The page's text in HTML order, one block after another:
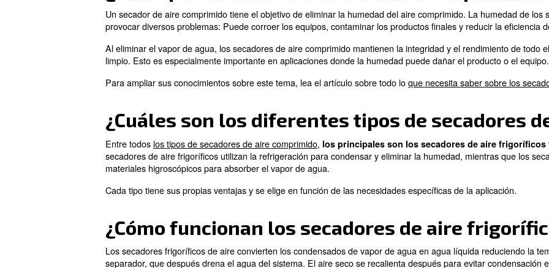
Los secadores de aire comprimido son componentes esenciales en muchos
comprimido. El objetivo de este blog es responder a las preguntas más comunes
y su mantenimiento.
¿Para qué sirve un secador de aire
Un secador de aire comprimido tiene el objetivo de eliminar la humedad del aire
provocar diversos problemas: Puede corroer los equipos, contaminar los productos
Al eliminar el vapor de agua, los secadores de aire comprimido mantienen la
Para ampliar sus conocimientos sobre este tema, lea el artículo sobre todo loque